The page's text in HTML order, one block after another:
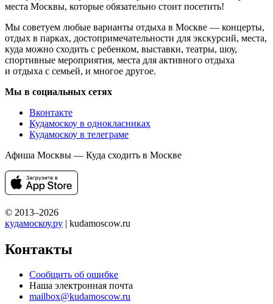
места Москвы, которые обязательно стоит посетить!
Мы советуем любые варианты отдыха в Москве — концерты,
отдых в парках, достопримечательности для экскурсий, места,
куда можно сходить с ребенком, выставки, театры, шоу,
спортивные мероприятия, места для активного отдыха
и отдыха с семьей, и многое другое.
Мы в социальных сетях
Вконтакте
Кудамоскоу в однокласниках
Кудамоскоу в телеграме
Афиша Москвы — Куда сходить в Москве
© 2013–2026
кудамоскоу.ру | kudamoscow.ru
Контакты
Сообщить об ошибке
Наша электронная почта
mailbox@kudamoscow.ru